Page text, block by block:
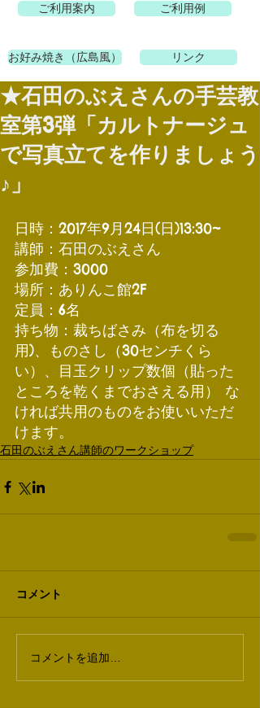
ご利用案内 ご利用例
お好み焼き（広島風） リンク
★石田のぶえさんの手芸教
室第3弾「カルトナージュ
で写真立てを作りましょう
♪」
日時：2017年9月24日(日)13:30~
講師：石田のぶえさん
参加費：3000
場所：ありんこ館2F
定員：6名
持ち物：裁ちばさみ（布を切る
用)、ものさし（30センチくら
い）、目玉クリップ数個（貼った
ところを乾くまでおさえる用） な
ければ共用のものをお使いいただ
けます。
石田のぶえさん講師のワークショップ
コメント
コメントを追加…